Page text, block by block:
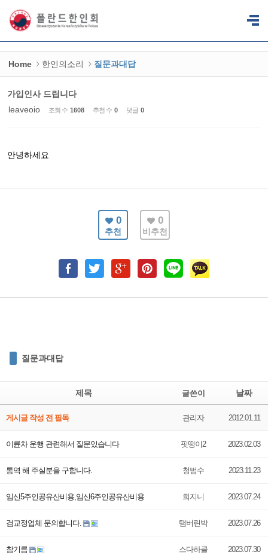
Home 한인의소리 질문과대답
가입인사 드립니다
leaveoio
조회 수 1608 추천 수 0 댓글 0
안녕하세요
0
추천
0
비추천
질문과대답
제목 글쓴이 날짜
게시글 작성 전 필독 관리자 2012.01.11
이륜차 운행 관련해서 질문있습니다 핏떵이2 2023.02.03
통역 해 주실분을 구합니다. 청범수 2023.11.23
임­신5주인공유­산비용,임­신6주인공유­산비용 희지니 2023.07.24
검교정업체 문의합니다. 탬버린박 2023.07.26
참기름 스다하클 2023.07.30